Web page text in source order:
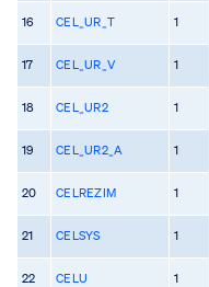
16 CEL_UR_T 1
17 CEL_UR_V 1
18 CEL_UR2 1
19 CEL_UR2_A 1
20 CELREZIM 1
21 CELSYS 1
22 CELU 1